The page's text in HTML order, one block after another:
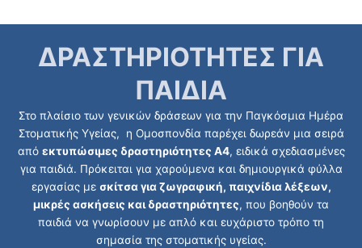
ΔΡΑΣΤΗΡΙΟΤΗΤΕΣ ΓΙΑ
ΠΑΙΔΙΑ
Στο πλαίσιο των γενικών δράσεων για την Παγκόσμια Ημέρα
Στοματικής Υγείας, η Ομοσπονδία παρέχει δωρεάν μια σειρά
από εκτυπώσιμες δραστηριότητες Α4, ειδικά σχεδιασμένες
για παιδιά. Πρόκειται για χαρούμενα και δημιουργικά φύλλα
εργασίας με σκίτσα για ζωγραφική, παιχνίδια λέξεων,
μικρές ασκήσεις και δραστηριότητες, που βοηθούν τα
παιδιά να γνωρίσουν με απλό και ευχάριστο τρόπο τη
σημασία της στοματικής υγείας.